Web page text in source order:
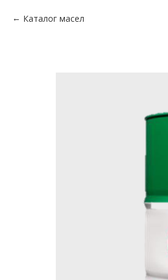
Каталог масел